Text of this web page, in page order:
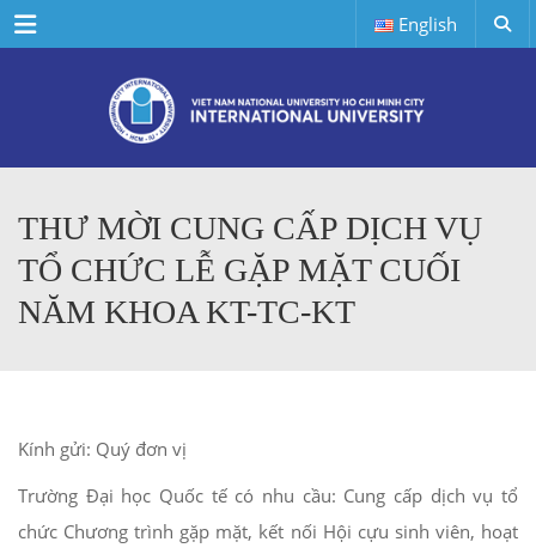
Menu English
THƯ MỜI CUNG CẤP DỊCH VỤ
TỔ CHỨC LỄ GẶP MẶT CUỐI
NĂM KHOA KT-TC-KT
Kính gửi: Quý đơn vị
Trường Đại học Quốc tế có nhu cầu: Cung cấp dịch vụ tổ
chức Chương trình gặp mặt, kết nối Hội cựu sinh viên, hoạt